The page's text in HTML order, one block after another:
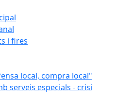
i fires
local, compra local"
serveis especials - crisi